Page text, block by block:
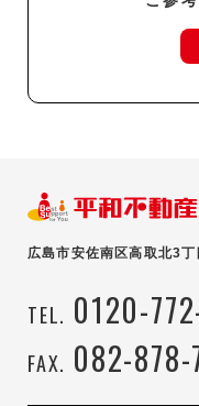
広島市安佐南区高取北3
TEL. 0120-
FAX. 082-878-